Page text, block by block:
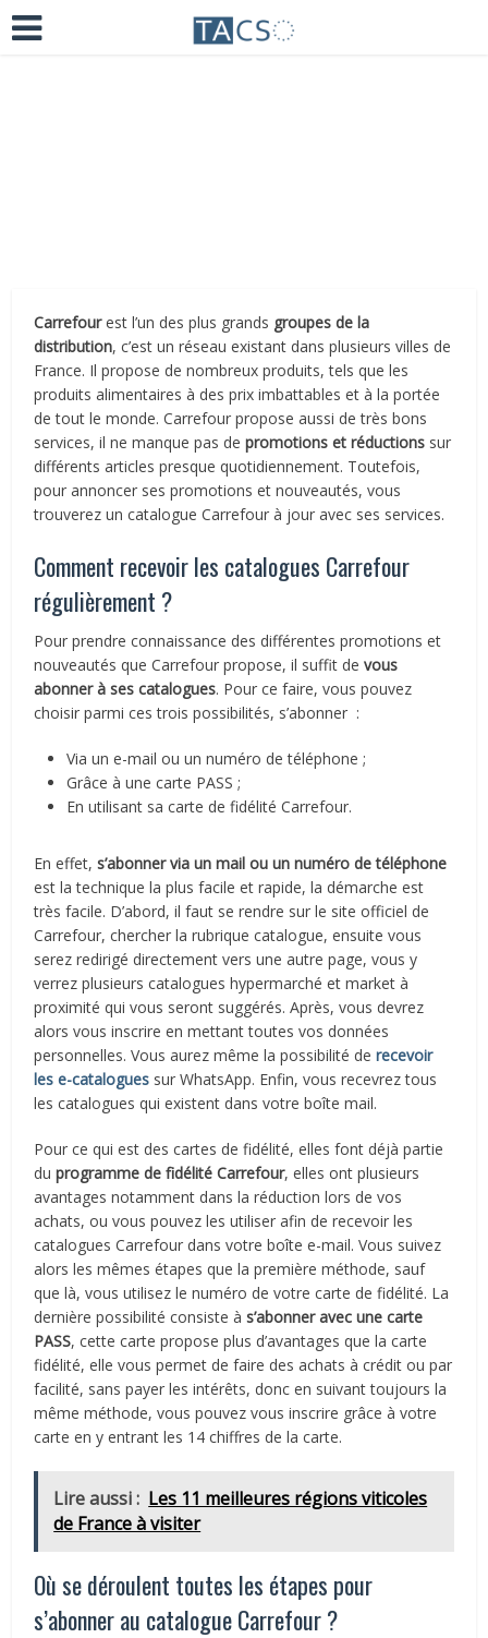
il y a 5 ans
Carrefourest l’un des plus grands groupes de la
distribution, c’est un réseau existant dans plusieurs villes de
France. Il propose de nombreux produits, tels que les
produits alimentaires à des prix imbattables et à la portée
de tout le monde. Carrefour propose aussi de très bons
services, il ne manque pas de promotions et réductions sur
différents articles presque quotidiennement. Toutefois,
pour annoncer ses promotions et nouveautés, vous
trouverez un catalogue Carrefour à jour avec ses services.
Comment recevoir les catalogues Carrefour
régulièrement ?
Pour prendre connaissance des différentes promotions et
nouveautés que Carrefour propose, il suffit devous
abonner à ses catalogues. Pour ce faire, vous pouvez
choisir parmi ces trois possibilités, s’abonner :
Via un e-mail ou un numéro de téléphone ;
Grâce à une carte PASS ;
En utilisant sa carte de fidélité Carrefour.
En effet,s’abonner via un mail ou un numéro de téléphone
est la technique la plus facile et rapide, la démarche est
très facile. D’abord, il faut se rendre sur le site officiel de
Carrefour, chercher la rubrique catalogue, ensuite vous
serez redirigé directement vers une autre page, vous y
verrez plusieurs catalogues hypermarché et market à
proximité qui vous seront suggérés. Après, vous devrez
alors vous inscrire en mettant toutes vos données
personnelles. Vous aurez même la possibilité de recevoir
les e-catalogues sur WhatsApp. Enfin, vous recevrez tous
les catalogues qui existent dans votre boîte mail.
Pour ce qui est des cartes de fidélité, elles font déjà partie
du programme de fidélité Carrefour, elles ont plusieurs
avantages notamment dans la réduction lors de vos
achats, ou vous pouvez les utiliser afin de recevoir les
catalogues Carrefour dans votre boîte e-mail. Vous suivez
alors les mêmes étapes que la première méthode, sauf
que là, vous utilisez le numéro de votre carte de fidélité. La
dernière possibilité consiste às’abonner avec une carte
PASS, cette carte propose plus d’avantages que la carte
fidélité, elle vous permet de faire des achats à crédit ou par
facilité, sans payer les intérêts, donc en suivant toujours la
même méthode, vous pouvez vous inscrire grâce à votre
carte en y entrant les 14 chiffres de la carte.
Lire aussi : Les 11 meilleures régions viticoles
de France à visiter
Où se déroulent toutes les étapes pour
s’abonner au catalogue Carrefour ?